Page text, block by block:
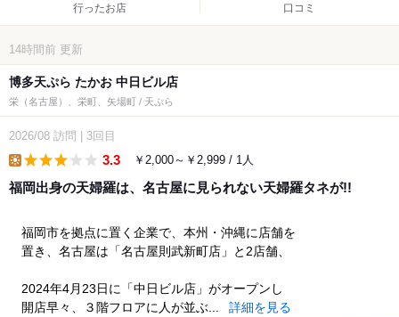
行ったお店 口コミ
14時間前 更新
博多天ぷら たかお 中日ビル店
栄（名古屋）、栄町、矢場町 / 天ぷら
2026/08 訪問 3回目
3.3 ￥2,000～￥2,999 / 1人
福岡出身の天婦羅は、名古屋に見られない天婦羅タネが!!
福岡市を拠点に置く企業で、本州・沖縄に店舗を
置き、名古屋は「名古屋則武新町店」と2店舗、
2024年4月23日に「中日ビル店」がオープンし
開店早々、３階フロアに人が並ぶ...
詳細を見る